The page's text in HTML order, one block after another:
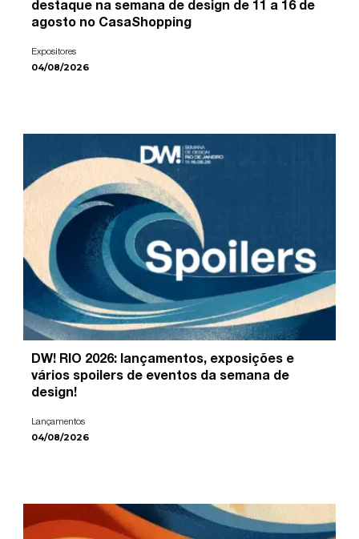
destaque na semana de design de 11 a 16 de
agosto no CasaShopping
Expositores
04/08/2026
DW! RIO 2026: lançamentos, exposições e
vários spoilers de eventos da semana de
design!
Lançamentos
04/08/2026